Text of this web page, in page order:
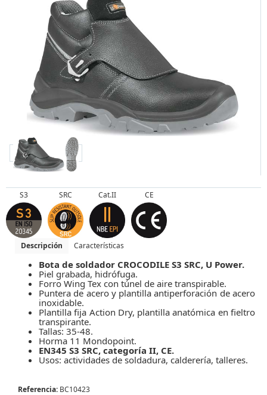
S3 SRC Cat.II CE
Descripción Características
Bota de soldador CROCODILE S3 SRC, U Power.
Piel grabada, hidrófuga.
Forro Wing Tex con túnel de aire transpirable.
Puntera de acero y plantilla antiperforación de acero
inoxidable.
Plantilla fija Action Dry, plantilla anatómica en fieltro
transpirante.
Tallas: 35-48.
Horma 11 Mondopoint.
EN345 S3 SRC, categoría II, CE.
Usos: actividades de soldadura, calderería, talleres.
Referencia: BC10423